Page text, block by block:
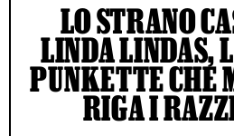
LO STRANO
LINDA LINDAS,
PUNKETTE CHE
RIGA I